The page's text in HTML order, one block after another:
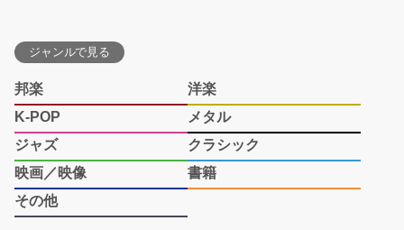
ジャンルで見る
邦楽
洋楽
K-POP
メタル
ジャズ
クラシック
映画／映像
書籍
その他